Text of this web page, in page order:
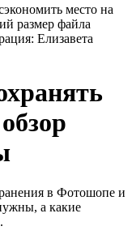
место на
размер файла
Елизавета
в Фотошопе и
а какие